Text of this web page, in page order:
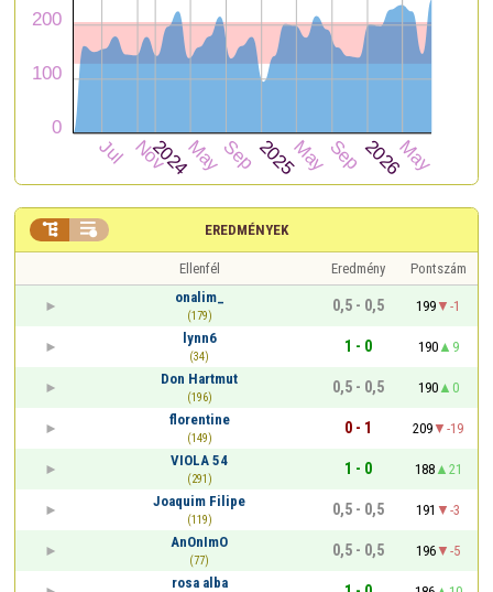
EREDMÉNYEK
 
Ellenfél Eredmény
Pontszám
onalim_
(179)
0,5 - 0,5 199
-1
lynn6
(34)
1 - 0 190
9
Don Hartmut
(196)
0,5 - 0,5 190
0
florentine
(149)
0 - 1 209
-19
VIOLA 54
(291)
1 - 0 188
21
Joaquim Filipe
(119)
0,5 - 0,5 191
-3
AnOnImO
(77)
0,5 - 0,5 196
-5
rosa alba